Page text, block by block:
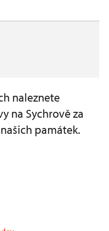
naleznete
na Sychrově za
památek.